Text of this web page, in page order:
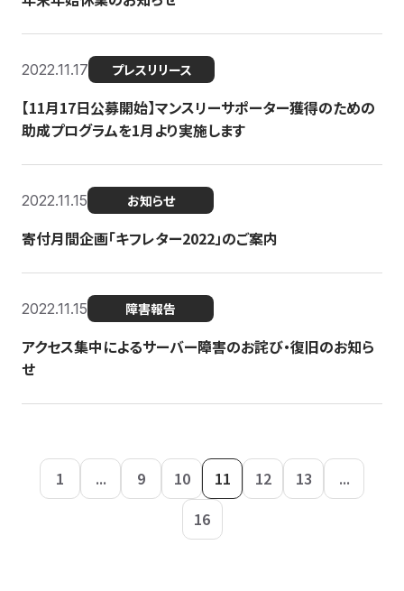
2022.11.17 プレスリリース
【11月17日公募開始】マンスリーサポーター獲得のための
助成プログラムを1月より実施します
2022.11.15 お知らせ
寄付月間企画「キフレター2022」のご案内
2022.11.15 障害報告
アクセス集中によるサーバー障害のお詫び・復旧のお知ら
せ
1 ... 9 10 11 12 13
...
16